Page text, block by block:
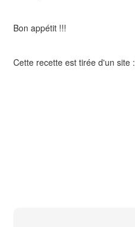
Bon appétit !!!
Cette recette est tirée d'un site :